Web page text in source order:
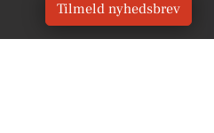
Tilmeld nyhedsbrev